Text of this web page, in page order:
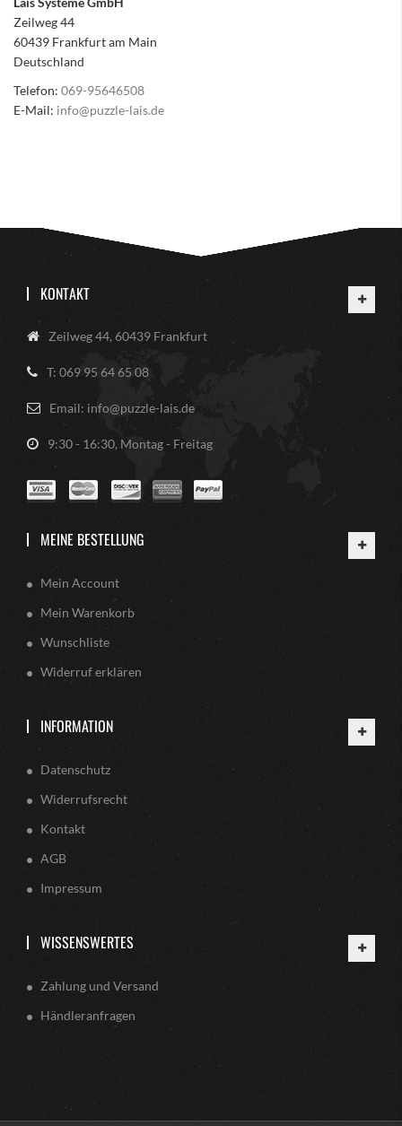
Zeilweg 44
60439 Frankfurt am Main
Deutschland
Telefon: 069-95646508
E-Mail: info@puzzle-lais.de
KONTAKT
Zeilweg 44, 60439 Frankfurt
T: 069 95 64 65 08
Email: info@puzzle-lais.de
9:30 - 16:30, Montag - Freitag
MEINE BESTELLUNG
Mein Account
Mein Warenkorb
Wunschliste
Widerruf erklären
INFORMATION
Datenschutz
Widerrufsrecht
Kontakt
AGB
Impressum
WISSENSWERTES
Zahlung und Versand
Händleranfragen